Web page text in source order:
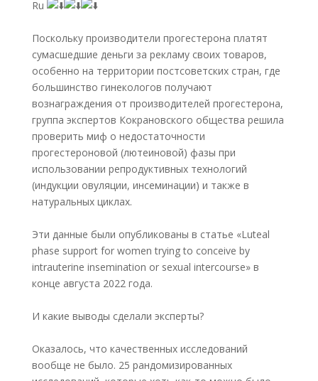
Ru
Поскольку производители прогестерона платят
сумасшедшие деньги за рекламу своих товаров,
особенно на территории постсоветских стран, где
большинство гинекологов получают
вознаграждения от производителей прогестерона,
группа экспертов Кокрановского общества решила
проверить миф о недостаточности
прогестероновой (лютеиновой) фазы при
использовании репродуктивных технологий
(индукции овуляции, инсеминации) и также в
натуральных циклах.
Эти данные были опубликованы в статье «Luteal
phase support for women trying to conceive by
intrauterine insemination or sexual intercourse» в
конце августа 2022 года.
И какие выводы сделали эксперты?
Оказалось, что качественных исследований
вообще не было. 25 рандомизированных